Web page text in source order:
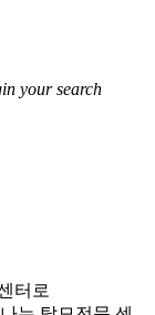
your search
터로